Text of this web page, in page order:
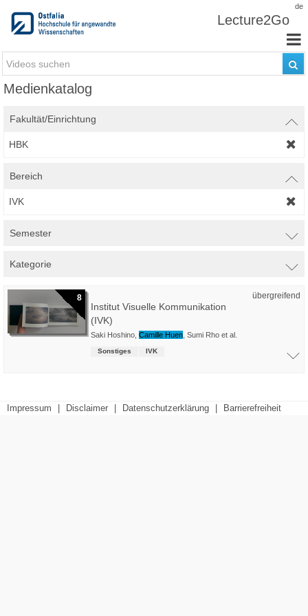
de
Lecture2Go
Medienkatalog
Fakultät/Einrichtung
HBK
Bereich
IVK
Semester
Kategorie
8 übergreifend
Institut Visuelle Kommunikation
(IVK)
Saki Hoshino Camille Huen Sumi Rho et al.
Sonstiges IVK
Impressum Disclaimer Datenschutzerklärung Barrierefreiheit